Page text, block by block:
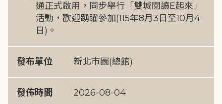
通正式啟用，同步舉行「雙城閱讀E起來」
活動，歡迎踴躍參加(115年8月3日至10月4
日)。
發布單位 新北市圖(總館)
發佈時間 2026-08-04